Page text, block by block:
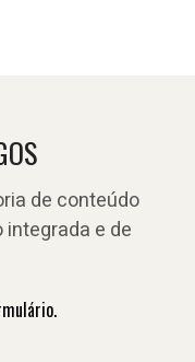
de conteúdo
e de